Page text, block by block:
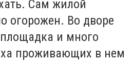
Сам жилой
огорожен. Во дворе
и много
проживающих в нем